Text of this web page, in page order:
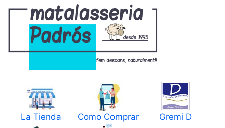
Pasar
al
contenido
principal
La Tienda Como Comprar Gremi D